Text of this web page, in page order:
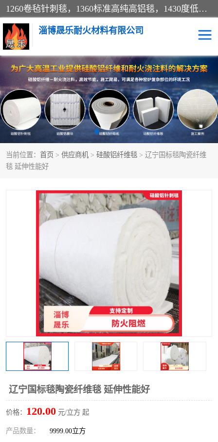
1260卷毡针刺毯，1360标准高纯高铝毯，1430度低锆锆铝含锆毯，普通挡渣棉卷毡，防火纸、挡火板、隔热垫片模块、棉块、折叠块、散棉高温固化剂价格规格密度多少钱图片视频立方平米参数指标
淄博晟乐耐火材料有限公司
当前位置： 首页 > 供应商机 > 硅酸铝纤维毯 > 辽宁国标毯陶瓷纤维
毯 延伸性能好
辽宁国标毯陶瓷纤维毯 延伸性能好
价格： 120.00 元/立方 起
产品数量： 9999.00立方
硅酸铝挡渣棉 硅酸铝纤维纸
硅酸铝挡火板 高铝毯
含锆毯 硅酸铝折叠块
硅酸铝散棉 硅酸铝纤维毯
硅酸铝纤维毡 硅酸铝模块
硅酸铝保温棉